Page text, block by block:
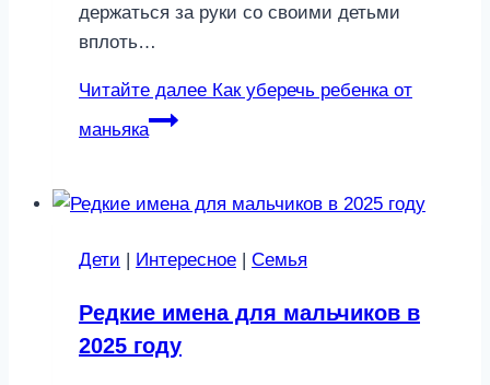
держаться за руки со своими детьми
вплоть…
Читайте далее Как уберечь ребенка от
маньяка
Дети Интересное Семья
Редкие имена для мальчиков в
2025 году